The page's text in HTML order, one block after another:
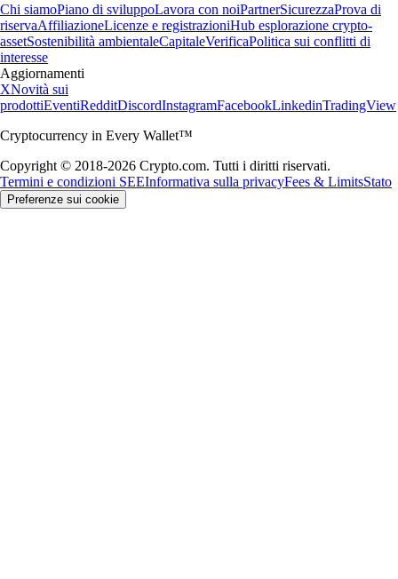
Chi siamoPiano di sviluppoLavora con noiPartnerSicurezzaProva di
riservaAffiliazioneLicenze e registrazioniHub esplorazione crypto-
assetSostenibilità ambientaleCapitaleVerificaPolitica sui conflitti di
interesse
Aggiornamenti
XNovità sui
prodottiEventiRedditDiscordInstagramFacebookLinkedinTradingView
Cryptocurrency in Every Wallet™
Copyright © 2018-2026 Crypto.com. Tutti i diritti riservati.
Termini e condizioni SEEInformativa sulla privacyFees & LimitsStato
Preferenze sui cookie